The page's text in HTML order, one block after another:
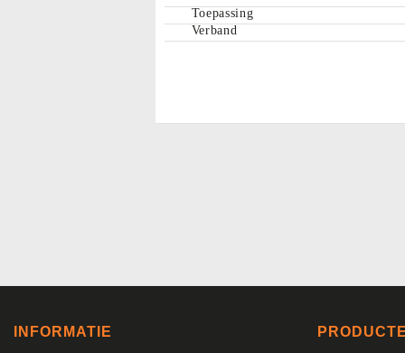
Toepassing
Verband
INFORMATIE